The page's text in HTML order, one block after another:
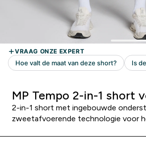
MP Tempo 2-in-1 short
2-in-1 short met ingebouwde
zweetafvoerende technologie voor